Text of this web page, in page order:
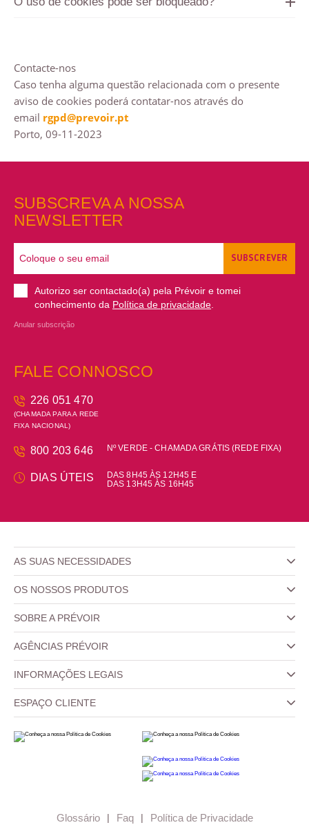
Contacte-nos
Caso tenha alguma questão relacionada com o presente
aviso de cookies poderá contatar-nos através do
email rgpd@prevoir.pt
Porto, 09-11-2023
SUBSCREVA A NOSSA
NEWSLETTER
SUBSCREVER
Autorizo ser contactado(a) pela Prévoir e tomei
conhecimento da Política de privacidade.
Anular subscrição
FALE CONNOSCO
226 051 470
(CHAMADA PARA A REDE
FIXA NACIONAL)
800 203 646 Nº VERDE - CHAMADA GRÁTIS (REDE FIXA)
DIAS ÚTEIS
DAS 8H45 ÀS 12H45 E
DAS 13H45 ÀS 16H45
AS SUAS NECESSIDADES
OS NOSSOS PRODUTOS
SOBRE A PRÉVOIR
AGÊNCIAS PRÉVOIR
INFORMAÇÕES LEGAIS
ESPAÇO CLIENTE
Glossário | Faq | Política de Privacidade